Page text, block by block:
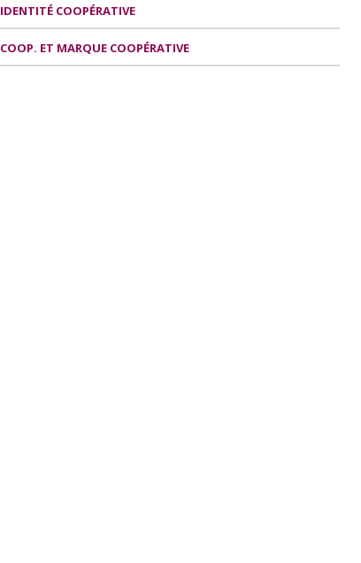
IDENTITÉ COOPÉRATIVE
COOP. ET MARQUE COOPÉRATIVE